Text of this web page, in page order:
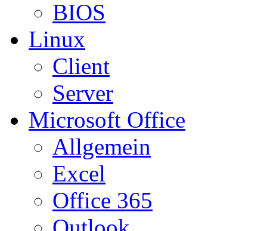
BIOS
Linux
Client
Server
Microsoft Office
Allgemein
Excel
Office 365